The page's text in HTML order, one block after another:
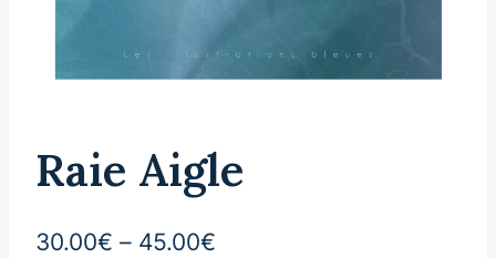
Raie Aigle
30.00€ – 45.00€